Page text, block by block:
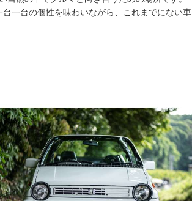
一台の個性を味わいながら、これまでにない車